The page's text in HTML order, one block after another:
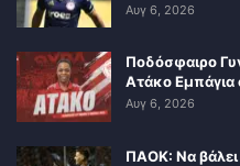
Αυγ 6, 2026
Ποδόσφαιρο
Ατάκο Εμπάγια
Αυγ 6, 2026
ΠΑΟΚ: Να βάλει